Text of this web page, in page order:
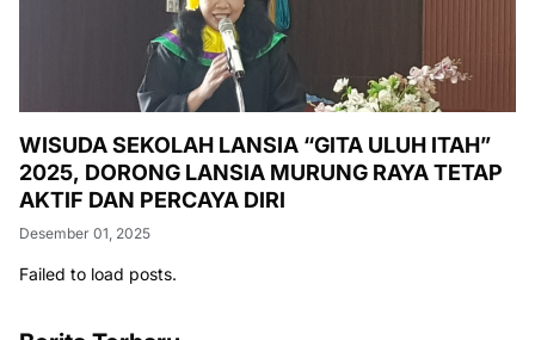
WISUDA SEKOLAH LANSIA “GITA ULUH ITAH”
2025, DORONG LANSIA MURUNG RAYA TETAP
AKTIF DAN PERCAYA DIRI
Desember 01, 2025
Failed to load posts.